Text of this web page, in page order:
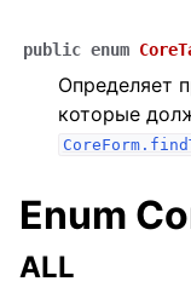
public enum
Определяет
которые
Enum
ALL